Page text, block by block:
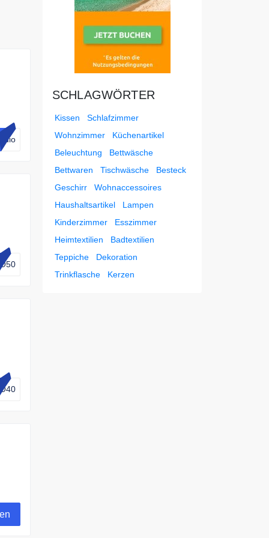
udio
LO50
LO40
SCHLAGWÖRTER
Kissen
Schlafzimmer
Wohnzimmer
Küchenartikel
Beleuchtung
Bettwäsche
Bettwaren
Tischwäsche
Besteck
Geschirr
Wohnaccessoires
Haushaltsartikel
Lampen
Kinderzimmer
Esszimmer
Heimtextilien
Badtextilien
Teppiche
Dekoration
Trinkflasche
Kerzen